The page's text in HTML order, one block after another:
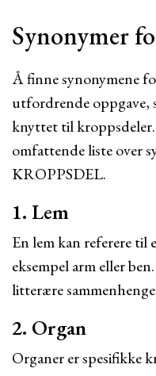
Synonymer
Å finne synonymene
utfordrende oppgave,
knyttet til kroppsdeler.
omfattende liste over
KROPPSDEL.
1. Lem
En lem kan referere til
eksempel arm eller
litterære
2. Organ
Organer er spesifikke